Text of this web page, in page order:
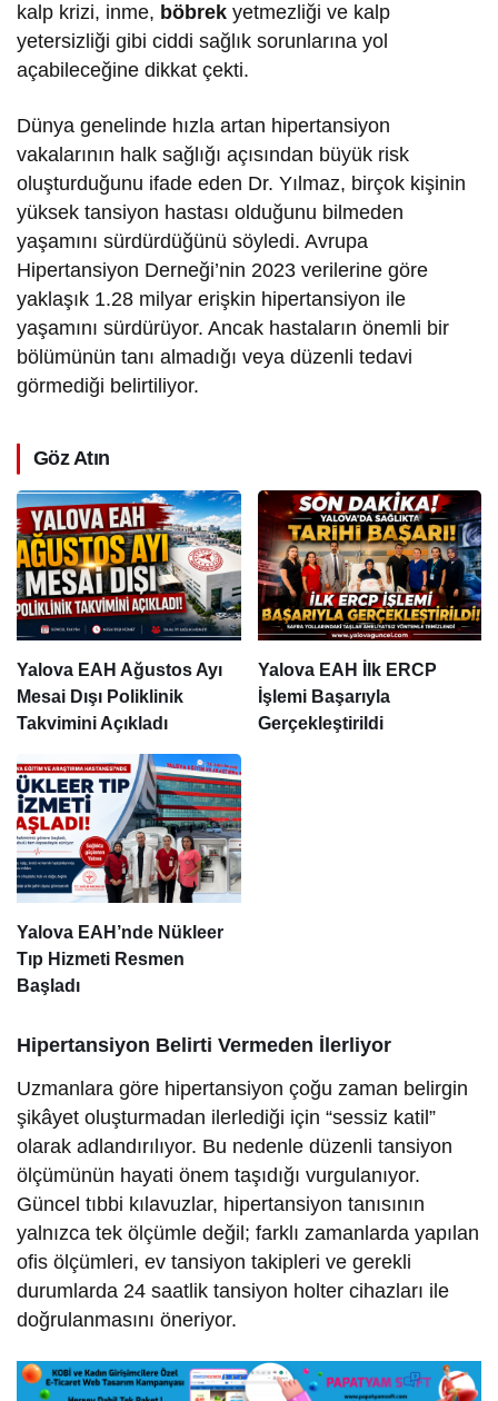
kalp krizi, inme, böbrek yetmezliği ve kalp
yetersizliği gibi ciddi sağlık sorunlarına yol
açabileceğine dikkat çekti.
Dünya genelinde hızla artan hipertansiyon
vakalarının halk sağlığı açısından büyük risk
oluşturduğunu ifade eden Dr. Yılmaz, birçok kişinin
yüksek tansiyon hastası olduğunu bilmeden
yaşamını sürdürdüğünü söyledi. Avrupa
Hipertansiyon Derneği’nin 2023 verilerine göre
yaklaşık 1.28 milyar erişkin hipertansiyon ile
yaşamını sürdürüyor. Ancak hastaların önemli bir
bölümünün tanı almadığı veya düzenli tedavi
görmediği belirtiliyor.
Göz Atın
Yalova EAH Ağustos Ayı
Mesai Dışı Poliklinik
Takvimini Açıkladı
Yalova EAH İlk ERCP
İşlemi Başarıyla
Gerçekleştirildi
Yalova EAH’nde Nükleer
Tıp Hizmeti Resmen
Başladı
Hipertansiyon Belirti Vermeden İlerliyor
Uzmanlara göre hipertansiyon çoğu zaman belirgin
şikâyet oluşturmadan ilerlediği için “sessiz katil”
olarak adlandırılıyor. Bu nedenle düzenli tansiyon
ölçümünün hayati önem taşıdığı vurgulanıyor.
Güncel tıbbi kılavuzlar, hipertansiyon tanısının
yalnızca tek ölçümle değil; farklı zamanlarda yapılan
ofis ölçümleri, ev tansiyon takipleri ve gerekli
durumlarda 24 saatlik tansiyon holter cihazları ile
doğrulanmasını öneriyor.